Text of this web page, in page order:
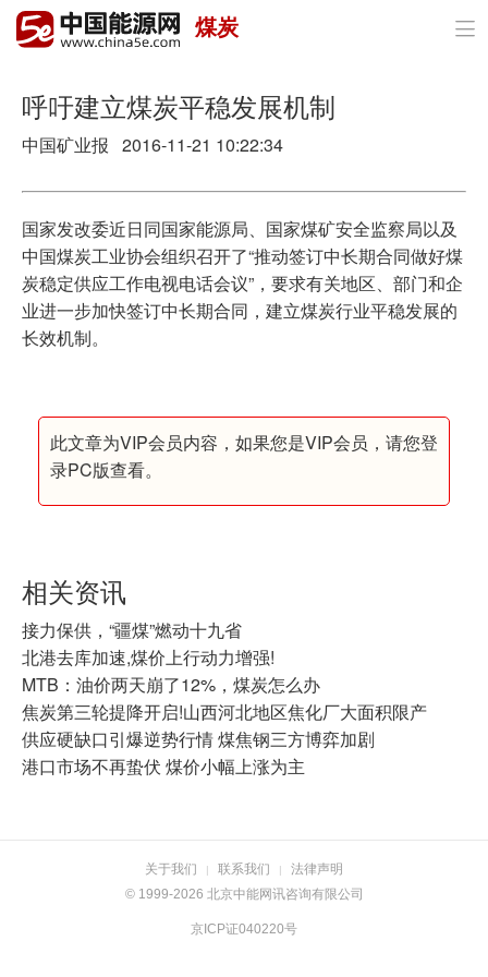
首页
政策与经济
油气
煤炭
电力
新能源
煤炭 
呼吁建立煤炭平稳发展机制
中国矿业报 2016-11-21 10:22:34
国家发改委近日同国家能源局、国家煤矿安全监察局以及
中国煤炭工业协会组织召开了“推动签订中长期合同做好煤
炭稳定供应工作电视电话会议”，要求有关地区、部门和企
业进一步加快签订中长期合同，建立煤炭行业平稳发展的
长效机制。
此文章为VIP会员内容，如果您是VIP会员，请您登
录PC版查看。
相关资讯
接力保供，“疆煤”燃动十九省
北港去库加速,煤价上行动力增强!
MTB：油价两天崩了12%，煤炭怎么办
焦炭第三轮提降开启!山西河北地区焦化厂大面积限产
供应硬缺口引爆逆势行情 煤焦钢三方博弈加剧
港口市场不再蛰伏 煤价小幅上涨为主
关于我们 | 联系我们 |
法律声明
© 1999-2026 北京中能网讯咨询有限公司
京ICP证040220号